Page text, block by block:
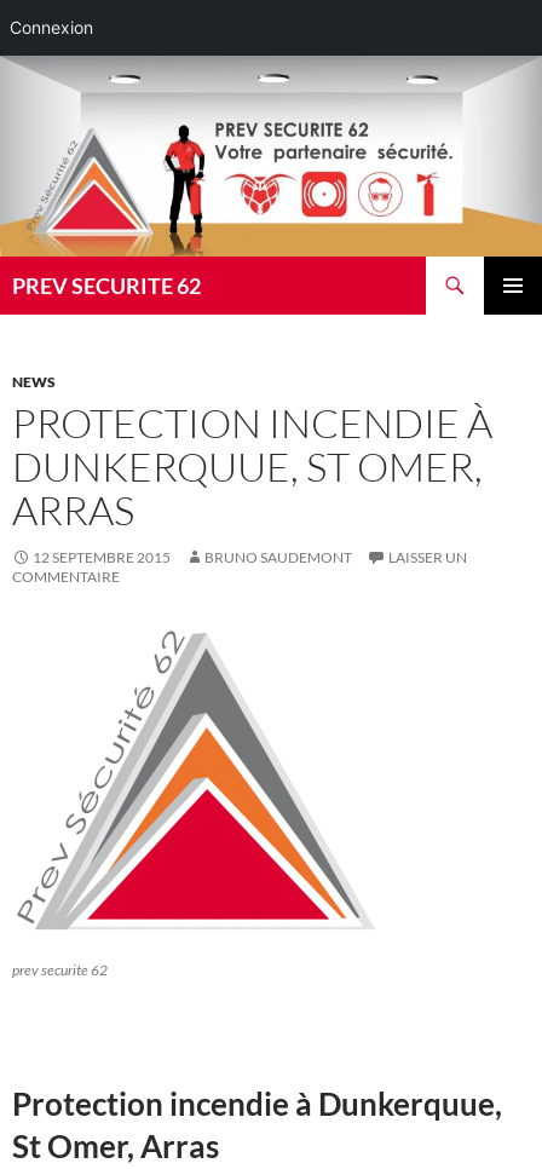
Connexion
Aller
PREV SECURITE 62
NEWS
PROTECTION INCENDIE À
DUNKERQUUE, ST OMER,
ARRAS
12 SEPTEMBRE 2015 BRUNO SAUDEMONT
LAISSER UN
COMMENTAIRE
prev securite 62
Protection incendie à Dunkerquue,
St Omer, Arras